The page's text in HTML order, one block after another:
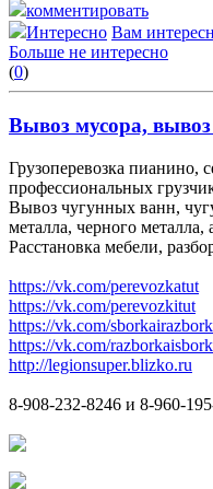
комментировать
Интересно Вам
Больше не интересно
(0)
Вывоз мусора, вывоз
Грузоперевозка пианино,
профессиональных
Вывоз чугунных ванн,
металла, черного
Расстановка мебели,
https://vk.com/perevozkatut
https://vk.com/perevozkitut
https://vk.com/
https://vk.com/
http://legionsuper.blizko.ru
8-908-232-8246 и 8-960-